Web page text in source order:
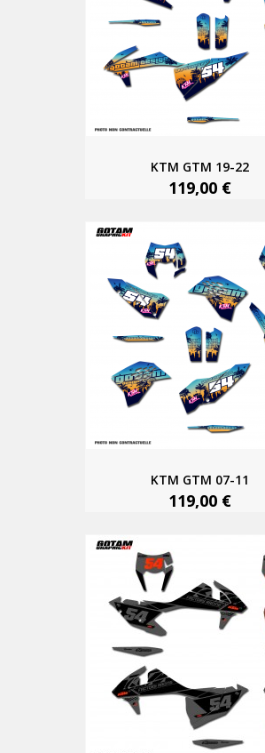
KTM GTM 19-22
119,00 €
KTM GTM 07-11
119,00 €